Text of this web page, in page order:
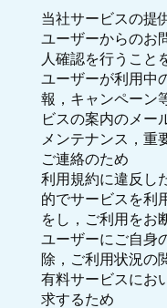
当社サービスの提
ユーザーからのお
人確認を行うこと
ユーザーが利用中
報，キャンペーン
ビスの案内のメー
メンテナンス，重
ご連絡のため
利用規約に違反し
的でサービスを利
をし，ご利用をお
ユーザーにご自身
除，ご利用状況の
有料サービスにお
求するため